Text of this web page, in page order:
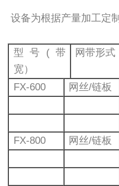
设备为根据产量加工定
型号(带
宽）
网带形式
FX-600 网丝/链板
FX-800
网丝/链板